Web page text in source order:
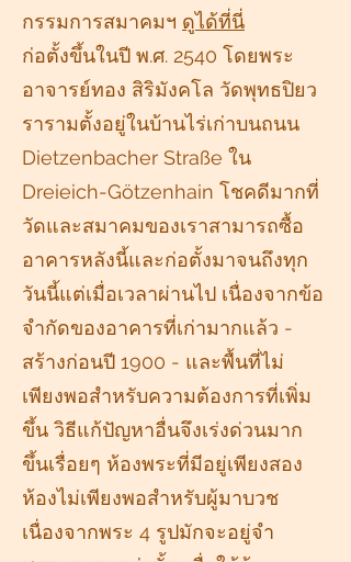
กรรมการสมาคมฯ ดูได้ที่นี่
ก่อตั้งขึ้นในปี พ.ศ. 2540 โดยพระ
อาจารย์ทอง สิริมังคโล วัดพุทธปิยว
รารามตั้งอยู่ในบ้านไร่เก่าบนถนน
Dietzenbacher Straße ใน
Dreieich-Götzenhain โชคดีมากที่
วัดและสมาคมของเราสามารถซื้อ
อาคารหลังนี้และก่อตั้งมาจนถึงทุก
วันนี้แต่เมื่อเวลาผ่านไป เนื่องจากข้อ
จำกัดของอาคารที่เก่ามากแล้ว -
สร้างก่อนปี 1900 - และพื้นที่ไม่
เพียงพอสำหรับความต้องการที่เพิ่ม
ขึ้น วิธีแก้ปัญหาอื่นจึงเร่งด่วนมาก
ขึ้นเรื่อยๆ ห้องพระที่มีอยู่เพียงสอง
ห้องไม่เพียงพอสำหรับผู้มาบวช
เนื่องจากพระ 4 รูปมักจะอยู่จำ